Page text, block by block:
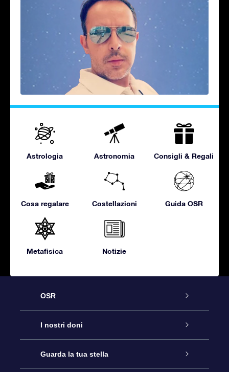
Astrologia Astronomia Consigli & Regali
Cosa regalare Costellazioni Guida OSR
Metafisica Notizie
OSR
Assistenza
Contattaci
I nostri doni
Online Star Gift
Guarda la tua stella